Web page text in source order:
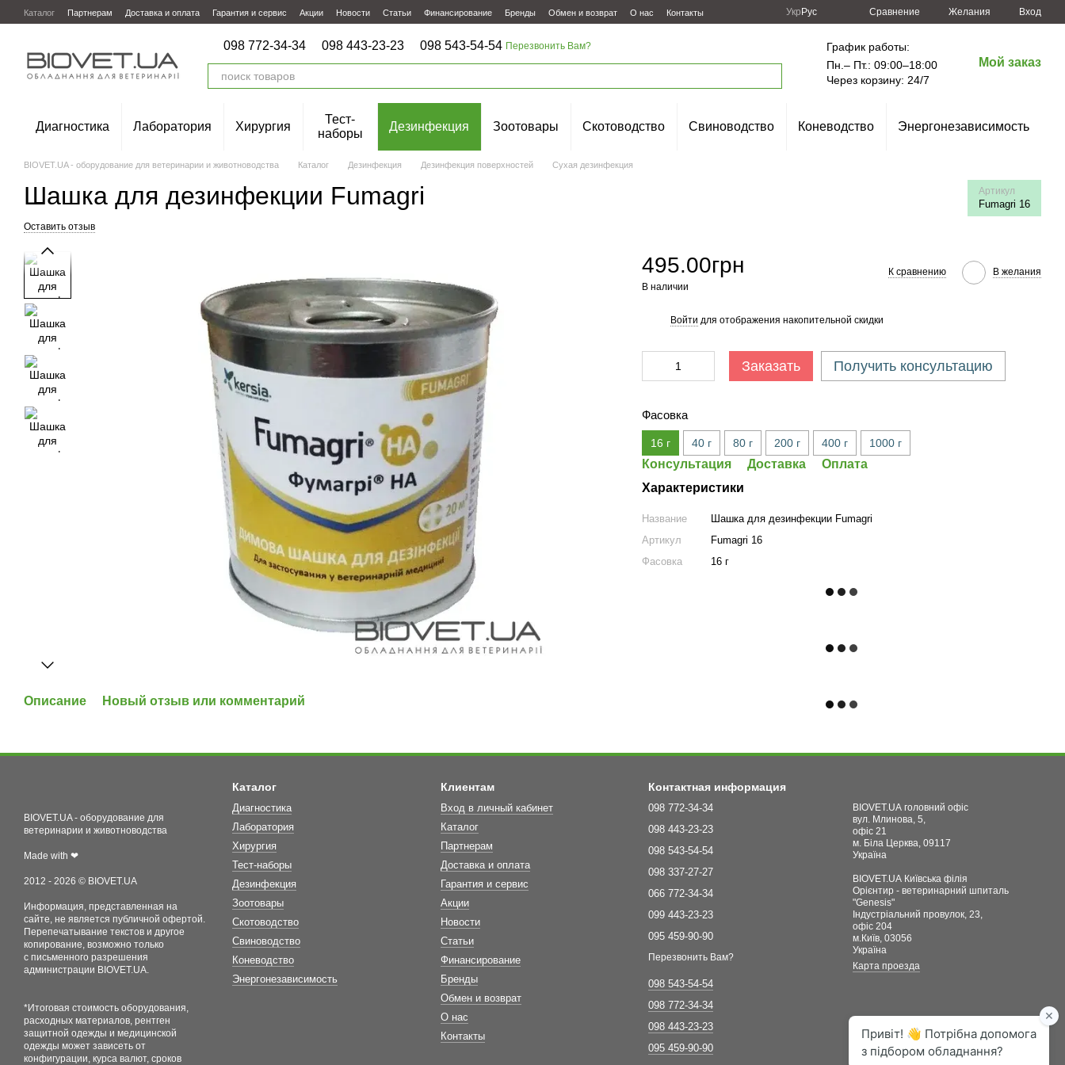
Перейти к основному контенту
Каталог Партнерам Доставка и оплата Гарантия и сервис Акции Новости Статьи Финансирование Бренды Обмен и возврат О нас Контакты Укр Рус Сравнение Желания Вход
098 772-34-34 098 443-23-23 098 543-54-54 Перезвонить Вам?
График работы:
Пн.– Пт.: 09:00–18:00
Через корзину: 24/7
Мой заказ
Диагностика Лаборатория Хирургия
Тест-
наборы
Дезинфекция Зоотовары Скотоводство Свиноводство Коневодство Энергонезависимость
BIOVET.UA - оборудование для ветеринарии и животноводства Каталог Дезинфекция Дезинфекция поверхностей Сухая дезинфекция
Шашка для дезинфекции Fumagri Артикул
Fumagri 16
Оставить отзыв
Описание Новый отзыв или комментарий
495.00грн
В наличии
К сравнению В желания
Войти для отображения накопительной скидки
Заказать Получить консультацию
Фасовка
16 г 40 г 80 г 200 г 400 г 1000 г
Консультация Доставка
Оплата
Характеристики
Название
Шашка для дезинфекции Fumagri
Артикул
Fumagri 16
Фасовка
16 г
BIOVET.UA - оборудование для
ветеринарии и животноводства
Made with ❤
2012 - 2026 © BIOVET.UA
Информация, представленная на
сайте, не является публичной офертой.
Перепечатывание текстов и другое
копирование, возможно только
с письменного разрешения
администрации BIOVET.UA.
*Итоговая стоимость оборудования,
расходных материалов, рентген
защитной одежды и медицинской
одежды может зависеть от
конфигурации, курса валют, сроков
Каталог
Диагностика
Лаборатория
Хирургия
Тест-наборы
Дезинфекция
Зоотовары
Скотоводство
Свиноводство
Коневодство
Энергонезависимость
Клиентам
Вход в личный кабинет
Каталог
Партнерам
Доставка и оплата
Гарантия и сервис
Акции
Новости
Статьи
Финансирование
Бренды
Обмен и возврат
О нас
Контакты
Контактная информация
098 772-34-34
098 443-23-23
098 543-54-54
098 337-27-27
066 772-34-34
099 443-23-23
095 459-90-90
Перезвонить Вам?
098 543-54-54
098 772-34-34
098 443-23-23
095 459-90-90
BIOVET.UA головний офіс
вул. Млинова, 5,
офіс 21
м. Біла Церква, 09117
Україна
BIOVET.UA Київська філія
Орієнтир - ветеринарний шпиталь
"Genesis"
Індустріальний провулок, 23,
офіс 204
м.Київ, 03056
Україна
Карта проезда